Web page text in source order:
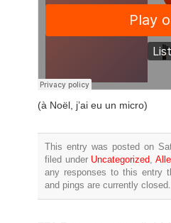
(à Noël, j’ai eu un micro)
This entry was posted on
filed under Uncategorized,
any responses to this entry
and pings are currently closed.